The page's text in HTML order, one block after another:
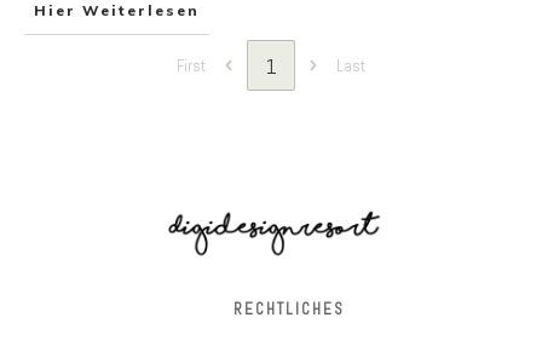
Hier Weiterlesen
First 1 Last
RECHTLICHES